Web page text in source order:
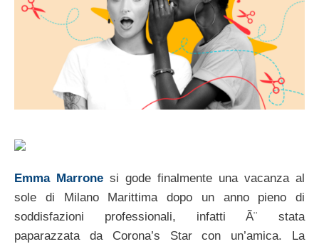
Emma Marrone si gode finalmente una vacanza al
sole di Milano Marittima dopo un anno pieno di
soddisfazioni professionali, infatti Ã¨ stata
paparazzata da Corona’s Star con un’amica. La